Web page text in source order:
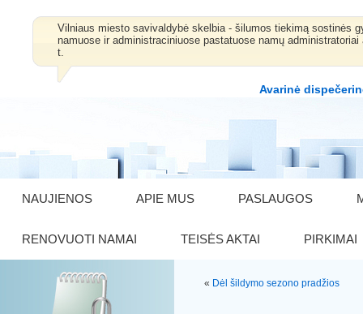
Vilniaus miesto savivaldybė skelbia - šilumos tiekimą sostinės
namuose ir administraciniuose pastatuose namų
t.
Avarinė
NAUJIENOS APIE MUS PASLAUGOS
RENOVUOTI NAMAI TEISĖS AKTAI PIRKIMAI
« Dėl šildymo sezono pradžios